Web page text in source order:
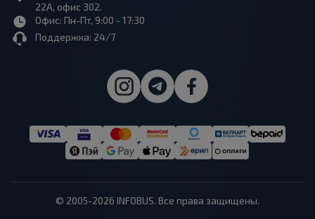
22А, офис 302.
Офис: Пн-Пт, 9:00 - 17:30
Поддержка: 24/7
© 2005-2026 INFOBUS. Все права защищены.